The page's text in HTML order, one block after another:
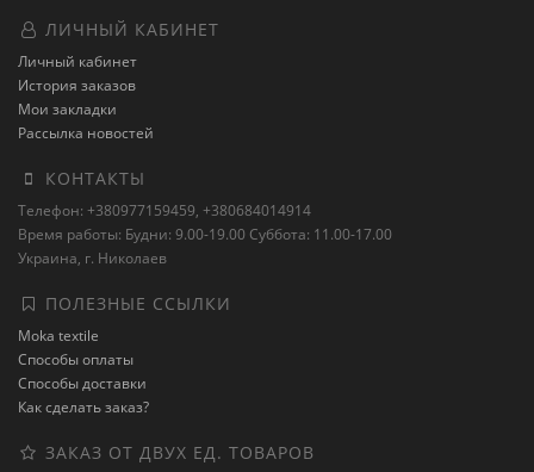
ЛИЧНЫЙ КАБИНЕТ
Личный кабинет
История заказов
Мои закладки
Рассылка новостей
КОНТАКТЫ
Телефон: +380977159459, +380684014914
Время работы: Будни: 9.00-19.00 Суббота: 11.00-17.00
Украина, г. Николаев
ПОЛЕЗНЫЕ ССЫЛКИ
Moka textile
Способы оплаты
Способы доставки
Как сделать заказ?
ЗАКАЗ ОТ ДВУХ ЕД. ТОВАРОВ